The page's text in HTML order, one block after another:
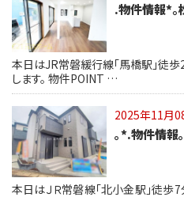
.物件情報*
本日はJR常磐緩行線「馬橋駅」徒
します。 物件POINT …
2025年11月
｡*.物件情報
本日はＪＲ常磐線「北小金駅」徒